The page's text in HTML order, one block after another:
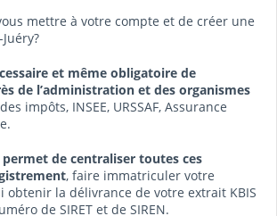
mettre à votre compte et de créer une
et même obligatoire de
de l’administration et des organismes
impôts, INSEE, URSSAF, Assurance
permet de centraliser toutes ces
, faire immatriculer votre
obtenir la délivrance de votre extrait KBIS
de SIRET et de SIREN.